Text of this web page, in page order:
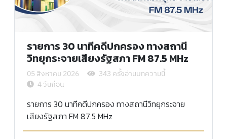
รายการ 30 นาทีคดีปกครอง ทางสถานี
วิทยุกระจายเสียงรัฐสภา FM 87.5 MHz
05 สิงหาคม 2026
343 ครั้งอ่านบทความนี้
4 วันก่อน
รายการ 30 นาทีคดีปกครอง ทางสถานีวิทยุกระจาย
เสียงรัฐสภา FM 87.5 MHz